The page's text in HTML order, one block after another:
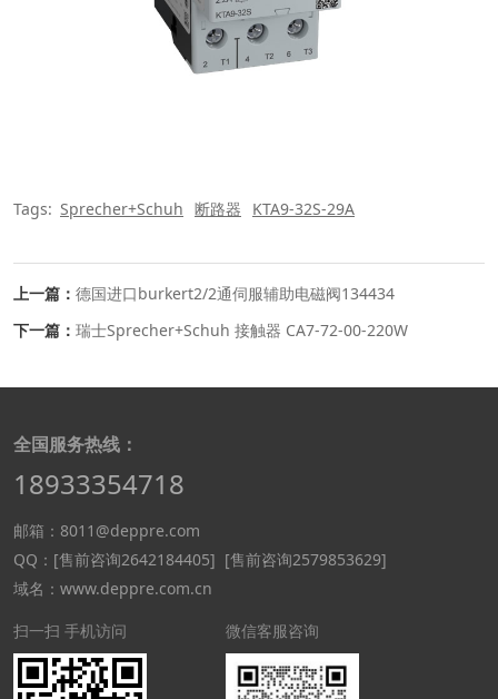
Tags: Sprecher+Schuh 断路器 KTA9-32S-29A
上一篇： 德国进口burkert2/2通伺服辅助电磁阀134434
下一篇： 瑞士Sprecher+Schuh 接触器 CA7-72-00-220W
全国服务热线：
18933354718
邮箱：8011@deppre.com
QQ： [售前咨询2642184405] [售前咨询2579853629]
域名：www.deppre.com.cn
扫一扫 手机访问
微信客服咨询